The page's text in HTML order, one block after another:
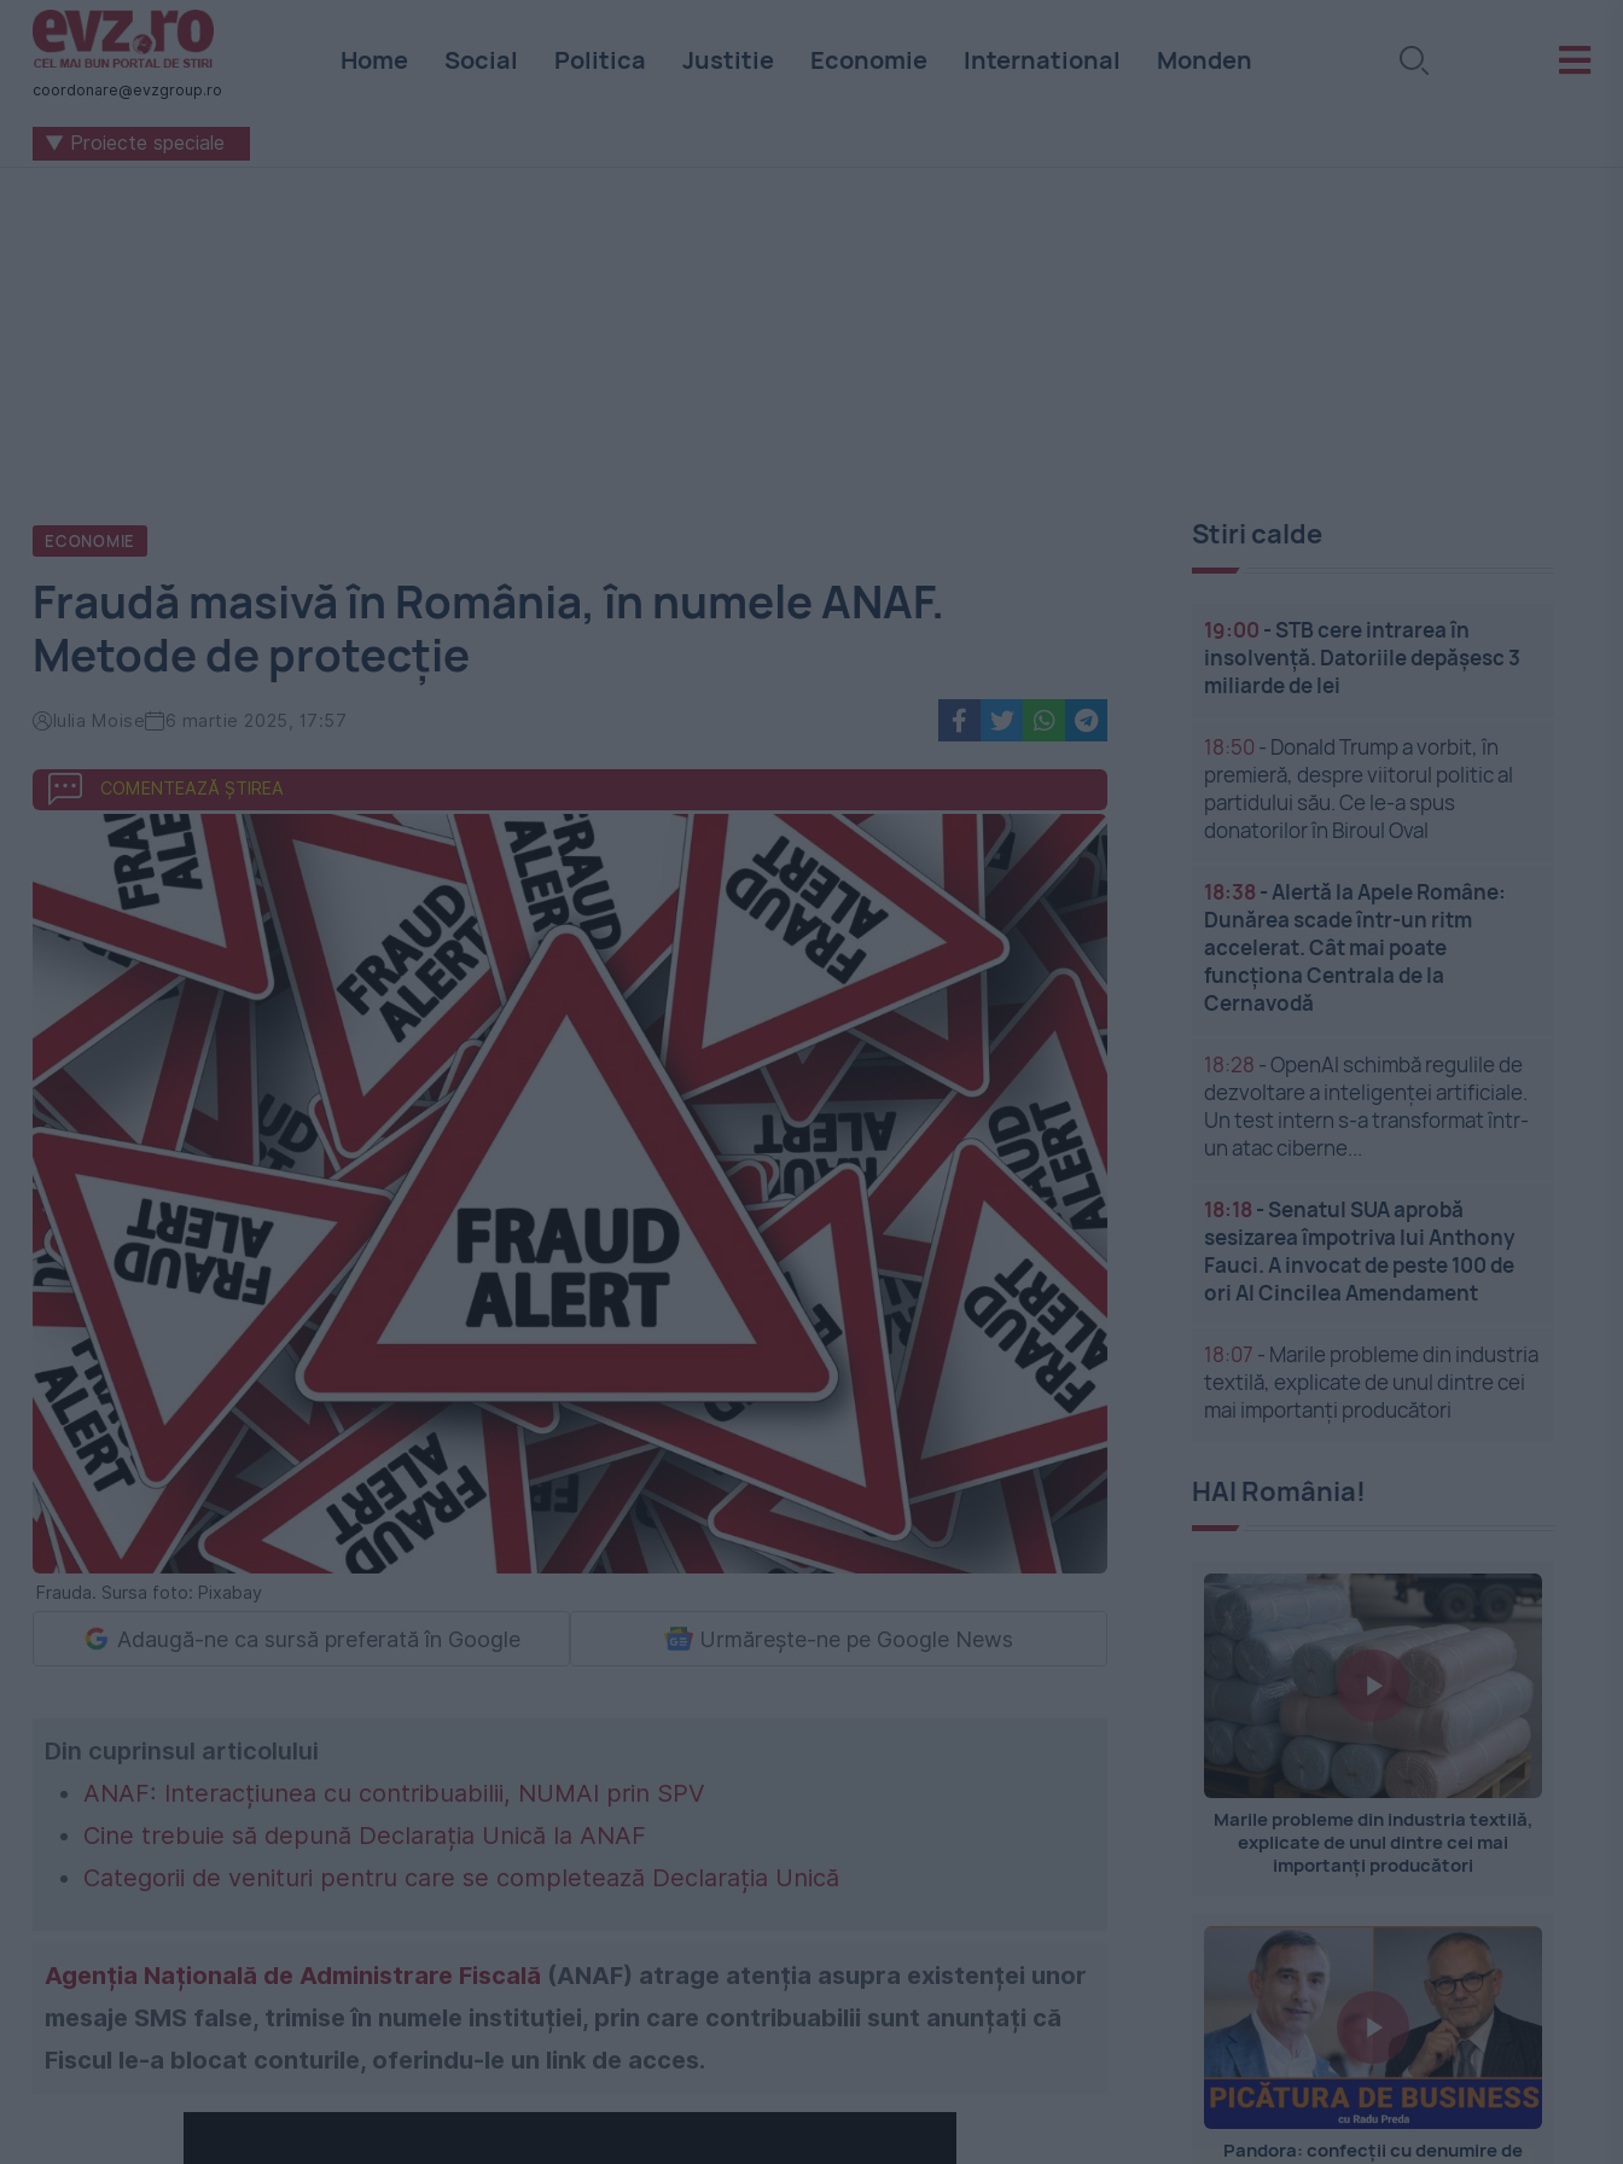
Știri
naționale
internaționale
coordonare@evzgroup.ro
Home Social Politica Justitie Economie International Monden
▼ Proiecte speciale
ECONOMIE
Fraudă masivă în România, în numele ANAF.
Metode de protecție
Iulia Moise 6 martie 2025, 17:57
COMENTEAZĂ ȘTIREA
Frauda. Sursa foto: Pixabay
Adaugă-ne ca sursă preferată în Google Urmărește-ne pe Google News
Din cuprinsul articolului
ANAF: Interacțiunea cu contribuabilii, NUMAI prin SPV
Cine trebuie să depună Declarația Unică la ANAF
Categorii de venituri pentru care se completează Declarația Unică
Agenția Națională de Administrare Fiscală (ANAF) atrage atenția asupra existenței unor
mesaje SMS false, trimise în numele instituției, prin care contribuabilii sunt anunțați că
Fiscul le-a blocat conturile, oferindu-le un link de acces.
Stiri calde
19:00 - STB cere intrarea în
insolvență. Datoriile depășesc 3
miliarde de lei
18:50 - Donald Trump a vorbit, în
premieră, despre viitorul politic al
partidului său. Ce le-a spus
donatorilor în Biroul Oval
18:38 -Alertă la Apele Române:
Dunărea scade într-un ritm
accelerat. Cât mai poate
funcționa Centrala de la
Cernavodă
18:28 -OpenAI schimbă regulile de
dezvoltare a inteligenței artificiale.
Un test intern s-a transformat într-
un atac ciberne...
18:18 - Senatul SUA aprobă
sesizarea împotriva lui Anthony
Fauci. A invocat de peste 100 de
ori Al Cincilea Amendament
18:07 - Marile probleme din industria
textilă, explicate de unul dintre cei
mai importanți producători
HAI România!
Marile probleme din industria textilă,
explicate de unul dintre cei mai
importanți producători
Pandora: confecții cu denumire de